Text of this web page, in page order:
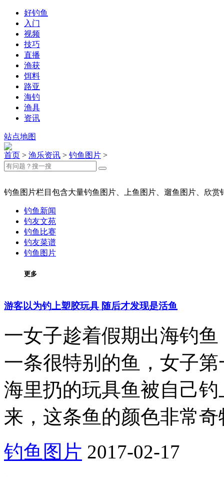
好钓鱼
入门
视频
技巧
直播
渔获
饵料
路亚
海钓
渔具
资讯
站点地图
首页 > 渔乐资讯 > 钓鱼图片 >
钓鱼图片栏目包含大量钓鱼图片、上鱼图片、遛鱼图片、欣
钓鱼新闻
钓友文苑
钓鱼比赛
钓友菜谱
钓鱼图片
更多
游客以为钓上塑胶玩具 随后才发现是活鱼
一女子趁着假期出海钓
一条很特别的鱼，女子
海里扔的玩具鱼被自己钓
来，这条鱼的颜色非常
钓鱼图片 2017-02-17